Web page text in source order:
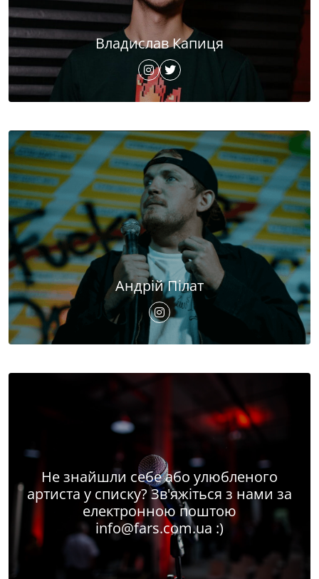
Владислав Капиця
Андрій Пілат
Не знайшли себе або улюбленого
артиста у списку? Зв'яжіться з нами за
електронною поштою
info@fars.com.ua :)